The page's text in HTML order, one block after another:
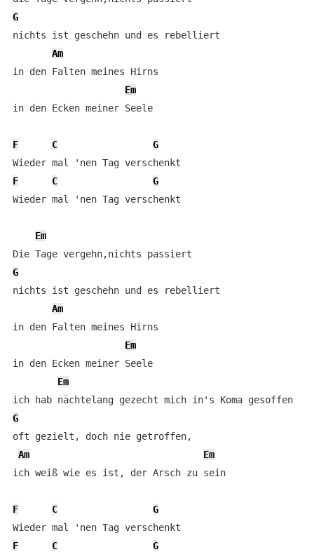
G
nichts ist geschehn und es rebelliert
Am
in den Falten meines Hirns
Em
in den Ecken meiner Seele
F C
G
F
C
G
Wieder mal 'nen Tag verschenkt
Em
G
nichts ist geschehn und es rebelliert
Am
in den Falten meines Hirns
Em
in den Ecken meiner Seele
Em
ich hab nächtelang gezecht mich in's Koma gesoffen
G
oft gezielt, doch nie getroffen,
Am
Em
ich weiß wie es ist, der Arsch zu sein
F C
G
F
C
G